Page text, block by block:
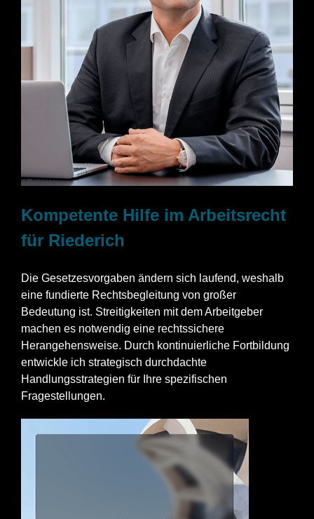
Kompetente Hilfe im Arbeitsrecht
für Riederich
Die Gesetzesvorgaben ändern sich laufend, weshalb
eine fundierte Rechtsbegleitung von großer
Bedeutung ist. Streitigkeiten mit dem Arbeitgeber
machen es notwendig eine rechtssichere
Herangehensweise. Durch kontinuierliche Fortbildung
entwickle ich strategisch durchdachte
Handlungsstrategien für Ihre spezifischen
Fragestellungen.